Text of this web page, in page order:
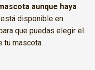
aunque haya
disponible en
que puedas elegir el
tu mascota.